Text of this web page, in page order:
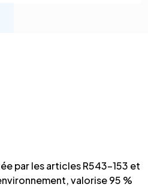
par les articles R543-153 et
valorise 95 %